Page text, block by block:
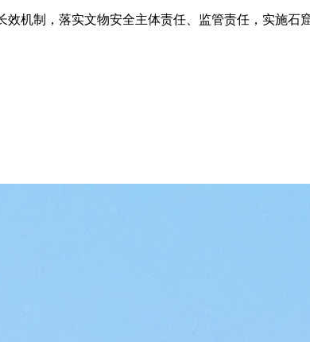
机制，落实文物安全主体责任、监管责任，实施